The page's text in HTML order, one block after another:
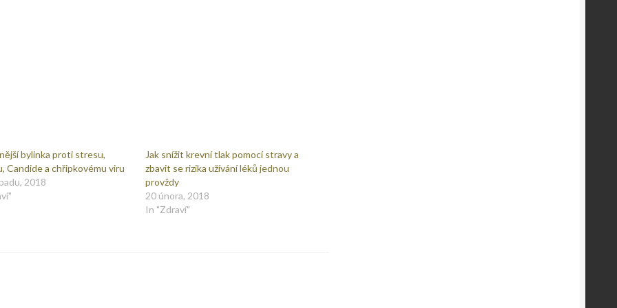
bylinka proti stresu,
Candide a chřipkovému viru
2018
Jak snížit krevní tlak pomocí stravy a
zbavit se rizika užívání léků jednou
provždy
20 února, 2018
In "Zdraví"